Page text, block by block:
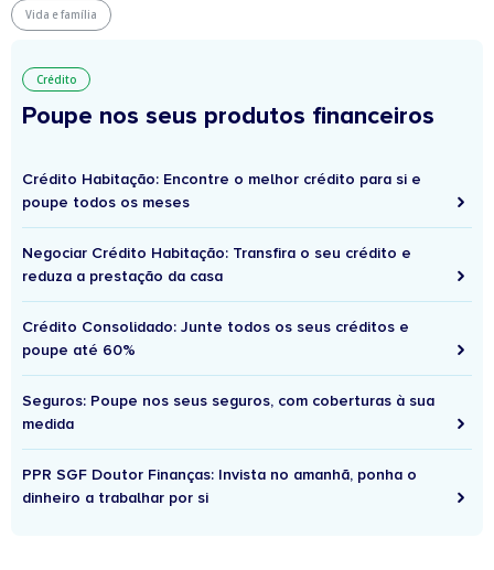
Vida e família
Crédito
Poupe nos seus produtos financeiros
Crédito Habitação: Encontre o melhor crédito para si e
poupe todos os meses
Negociar Crédito Habitação: Transfira o seu crédito e
reduza a prestação da casa
Crédito Consolidado: Junte todos os seus créditos e
poupe até 60%
Seguros: Poupe nos seus seguros, com coberturas à sua
medida
PPR SGF Doutor Finanças: Invista no amanhã, ponha o
dinheiro a trabalhar por si